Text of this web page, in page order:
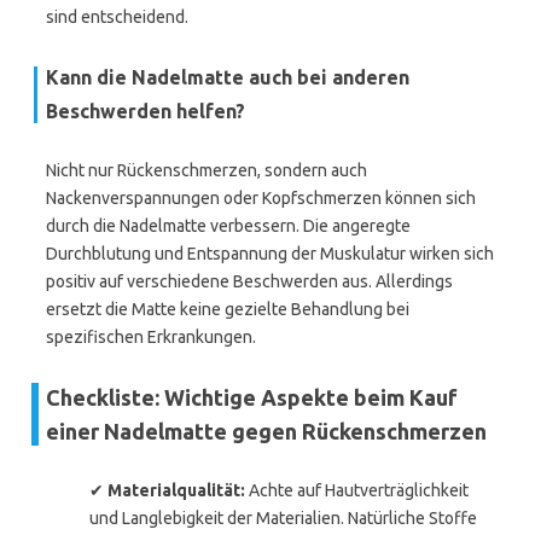
sind entscheidend.
Kann die Nadelmatte auch bei anderen
Beschwerden helfen?
Nicht nur Rückenschmerzen, sondern auch
Nackenverspannungen oder Kopfschmerzen können sich
durch die Nadelmatte verbessern. Die angeregte
Durchblutung und Entspannung der Muskulatur wirken sich
positiv auf verschiedene Beschwerden aus. Allerdings
ersetzt die Matte keine gezielte Behandlung bei
spezifischen Erkrankungen.
Checkliste: Wichtige Aspekte beim Kauf
einer Nadelmatte gegen Rückenschmerzen
✔ Materialqualität: Achte auf Hautverträglichkeit
und Langlebigkeit der Materialien. Natürliche Stoffe